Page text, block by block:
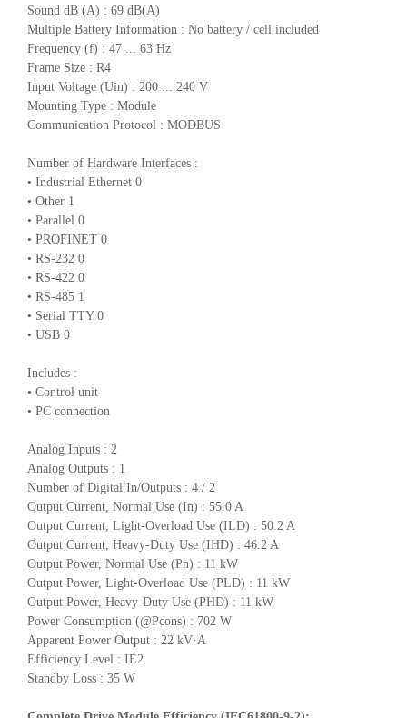
Sound dB (A) : 69 dB(A)
Multiple Battery Information : No battery / cell included
Frequency (f) : 47 ... 63 Hz
Frame Size : R4
Input Voltage (Uin) : 200 ... 240 V
Mounting Type : Module
Communication Protocol : MODBUS
Number of Hardware Interfaces :
• Industrial Ethernet 0
• Other 1
• Parallel 0
• PROFINET 0
• RS-232 0
• RS-422 0
• RS-485 1
• Serial TTY 0
• USB 0
Includes :
• Control unit
• PC connection
Analog Inputs : 2
Analog Outputs : 1
Number of Digital In/Outputs : 4 / 2
Output Current, Normal Use (In) : 55.0 A
Output Current, Light-Overload Use (ILD) : 50.2 A
Output Current, Heavy-Duty Use (IHD) : 46.2 A
Output Power, Normal Use (Pn) : 11 kW
Output Power, Light-Overload Use (PLD) : 11 kW
Output Power, Heavy-Duty Use (PHD) : 11 kW
Power Consumption (@Pcons) : 702 W
Apparent Power Output : 22 kV·A
Efficiency Level : IE2
Standby Loss : 35 W